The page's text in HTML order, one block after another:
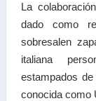
La
dado como
sobresalen
italiana
estampados
conocida como